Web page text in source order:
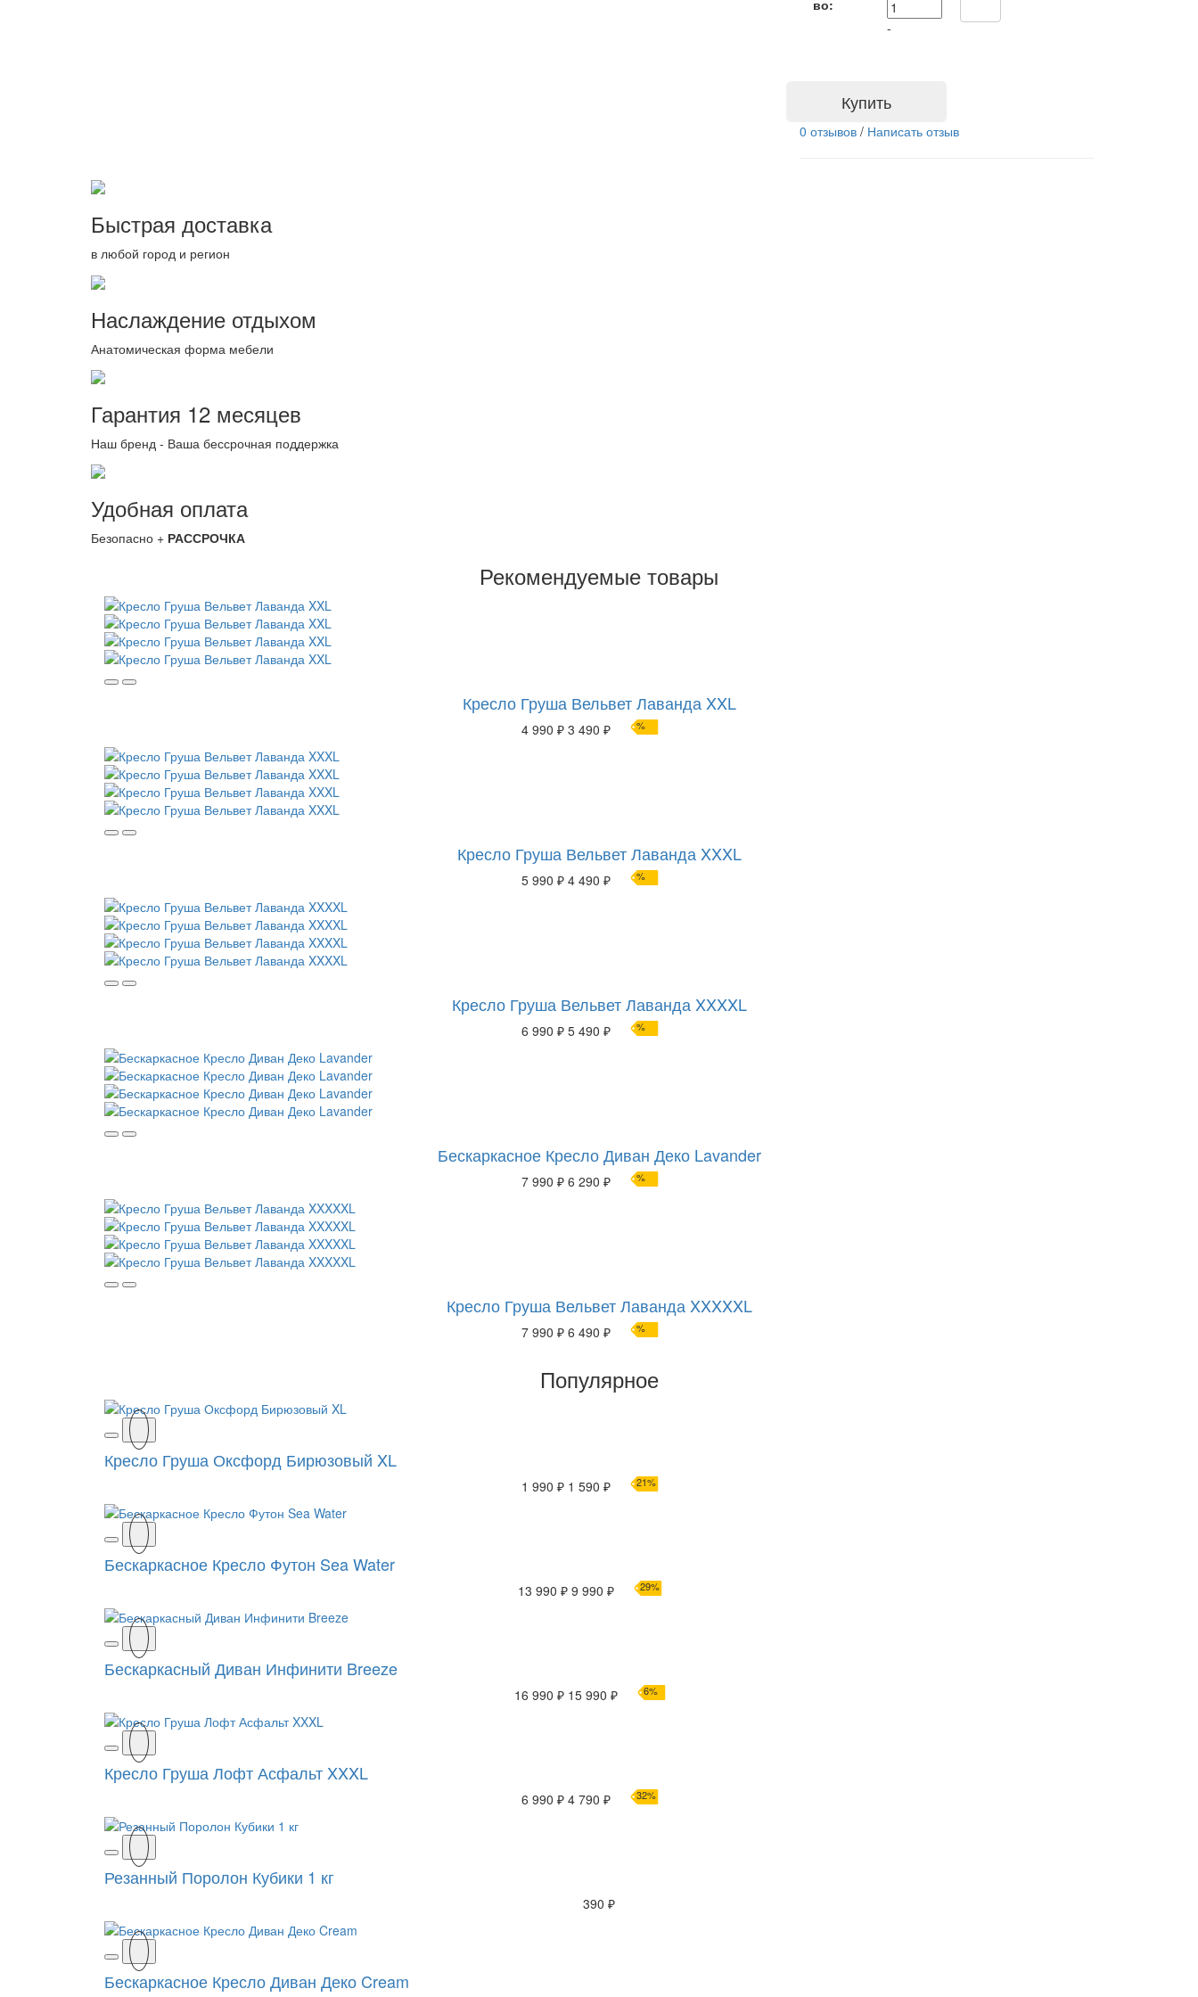
во:
-
Купить
0 отзывов / Написать отзыв
Быстрая доставка
в любой город и регион
Наслаждение отдыхом
Анатомическая форма мебели
Гарантия 12 месяцев
Наш бренд - Ваша бессрочная поддержка
Удобная оплата
Безопасно + РАССРОЧКА
Рекомендуемые товары
Кресло Груша Вельвет Лаванда XXL
4 990 ₽ 3 490 ₽ %
Кресло Груша Вельвет Лаванда XXXL
5 990 ₽ 4 490 ₽ %
Кресло Груша Вельвет Лаванда XXXXL
6 990 ₽ 5 490 ₽ %
Бескаркасное Кресло Диван Деко Lavander
7 990 ₽ 6 290 ₽ %
Кресло Груша Вельвет Лаванда XXXXXL
7 990 ₽ 6 490 ₽ %
Популярное
Кресло Груша Оксфорд Бирюзовый XL
1 990 ₽ 1 590 ₽ 21%
Бескаркасное Кресло Футон Sea Water
13 990 ₽ 9 990 ₽ 29%
Бескаркасный Диван Инфинити Breeze
16 990 ₽ 15 990 ₽ 6%
Кресло Груша Лофт Асфальт XXXL
6 990 ₽ 4 790 ₽ 32%
Резанный Поролон Кубики 1 кг
390 ₽
Бескаркасное Кресло Диван Деко Cream